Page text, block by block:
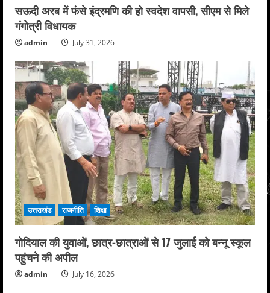
सऊदी अरब में फंसे इंद्रमणि की हो स्वदेश वापसी, सीएम से मिले
गंगोत्री विधायक
admin July 31, 2026
उत्तराखंड राजनीति शिक्षा
गोदियाल की युवाओं, छात्र-छात्राओं से 17 जुलाई को बन्नू स्कूल
पहुंचने की अपील
admin July 16, 2026